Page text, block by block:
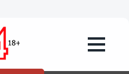
снова встал